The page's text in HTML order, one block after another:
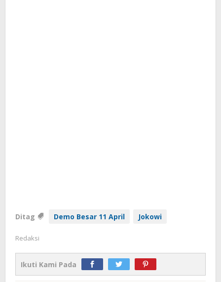
Ditag Demo Besar 11 April Jokowi
Redaksi
Ikuti Kami Pada